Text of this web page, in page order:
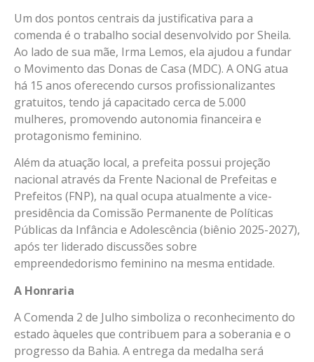
Um dos pontos centrais da justificativa para a
comenda é o trabalho social desenvolvido por Sheila.
Ao lado de sua mãe, Irma Lemos, ela ajudou a fundar
o Movimento das Donas de Casa (MDC). A ONG atua
há 15 anos oferecendo cursos profissionalizantes
gratuitos, tendo já capacitado cerca de 5.000
mulheres, promovendo autonomia financeira e
protagonismo feminino.
Além da atuação local, a prefeita possui projeção
nacional através da Frente Nacional de Prefeitas e
Prefeitos (FNP), na qual ocupa atualmente a vice-
presidência da Comissão Permanente de Políticas
Públicas da Infância e Adolescência (biênio 2025-2027),
após ter liderado discussões sobre
empreendedorismo feminino na mesma entidade.
A Honraria
A Comenda 2 de Julho simboliza o reconhecimento do
estado àqueles que contribuem para a soberania e o
progresso da Bahia. A entrega da medalha será